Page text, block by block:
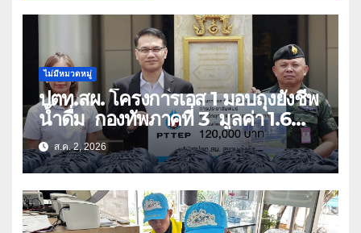
ไม่มีหมวดหมู่
ปตท.สผ. โครงการเอส 1 มอบถุงยังชีพ
น้ำดื่ม กองทัพภาคที่ 3 มูลค่า 1.6
ล้านบาท
ส.ค. 2, 2026